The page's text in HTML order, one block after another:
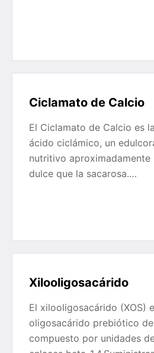
Ciclamato de Calcio
El Ciclamato de Calcio es
ácido ciclámico, un
nutritivo
dulce que la sacarosa.…
Xilooligosacárido
El xilooligosacárido (XOS)
oligosacárido prebiótico
compuesto por unidades